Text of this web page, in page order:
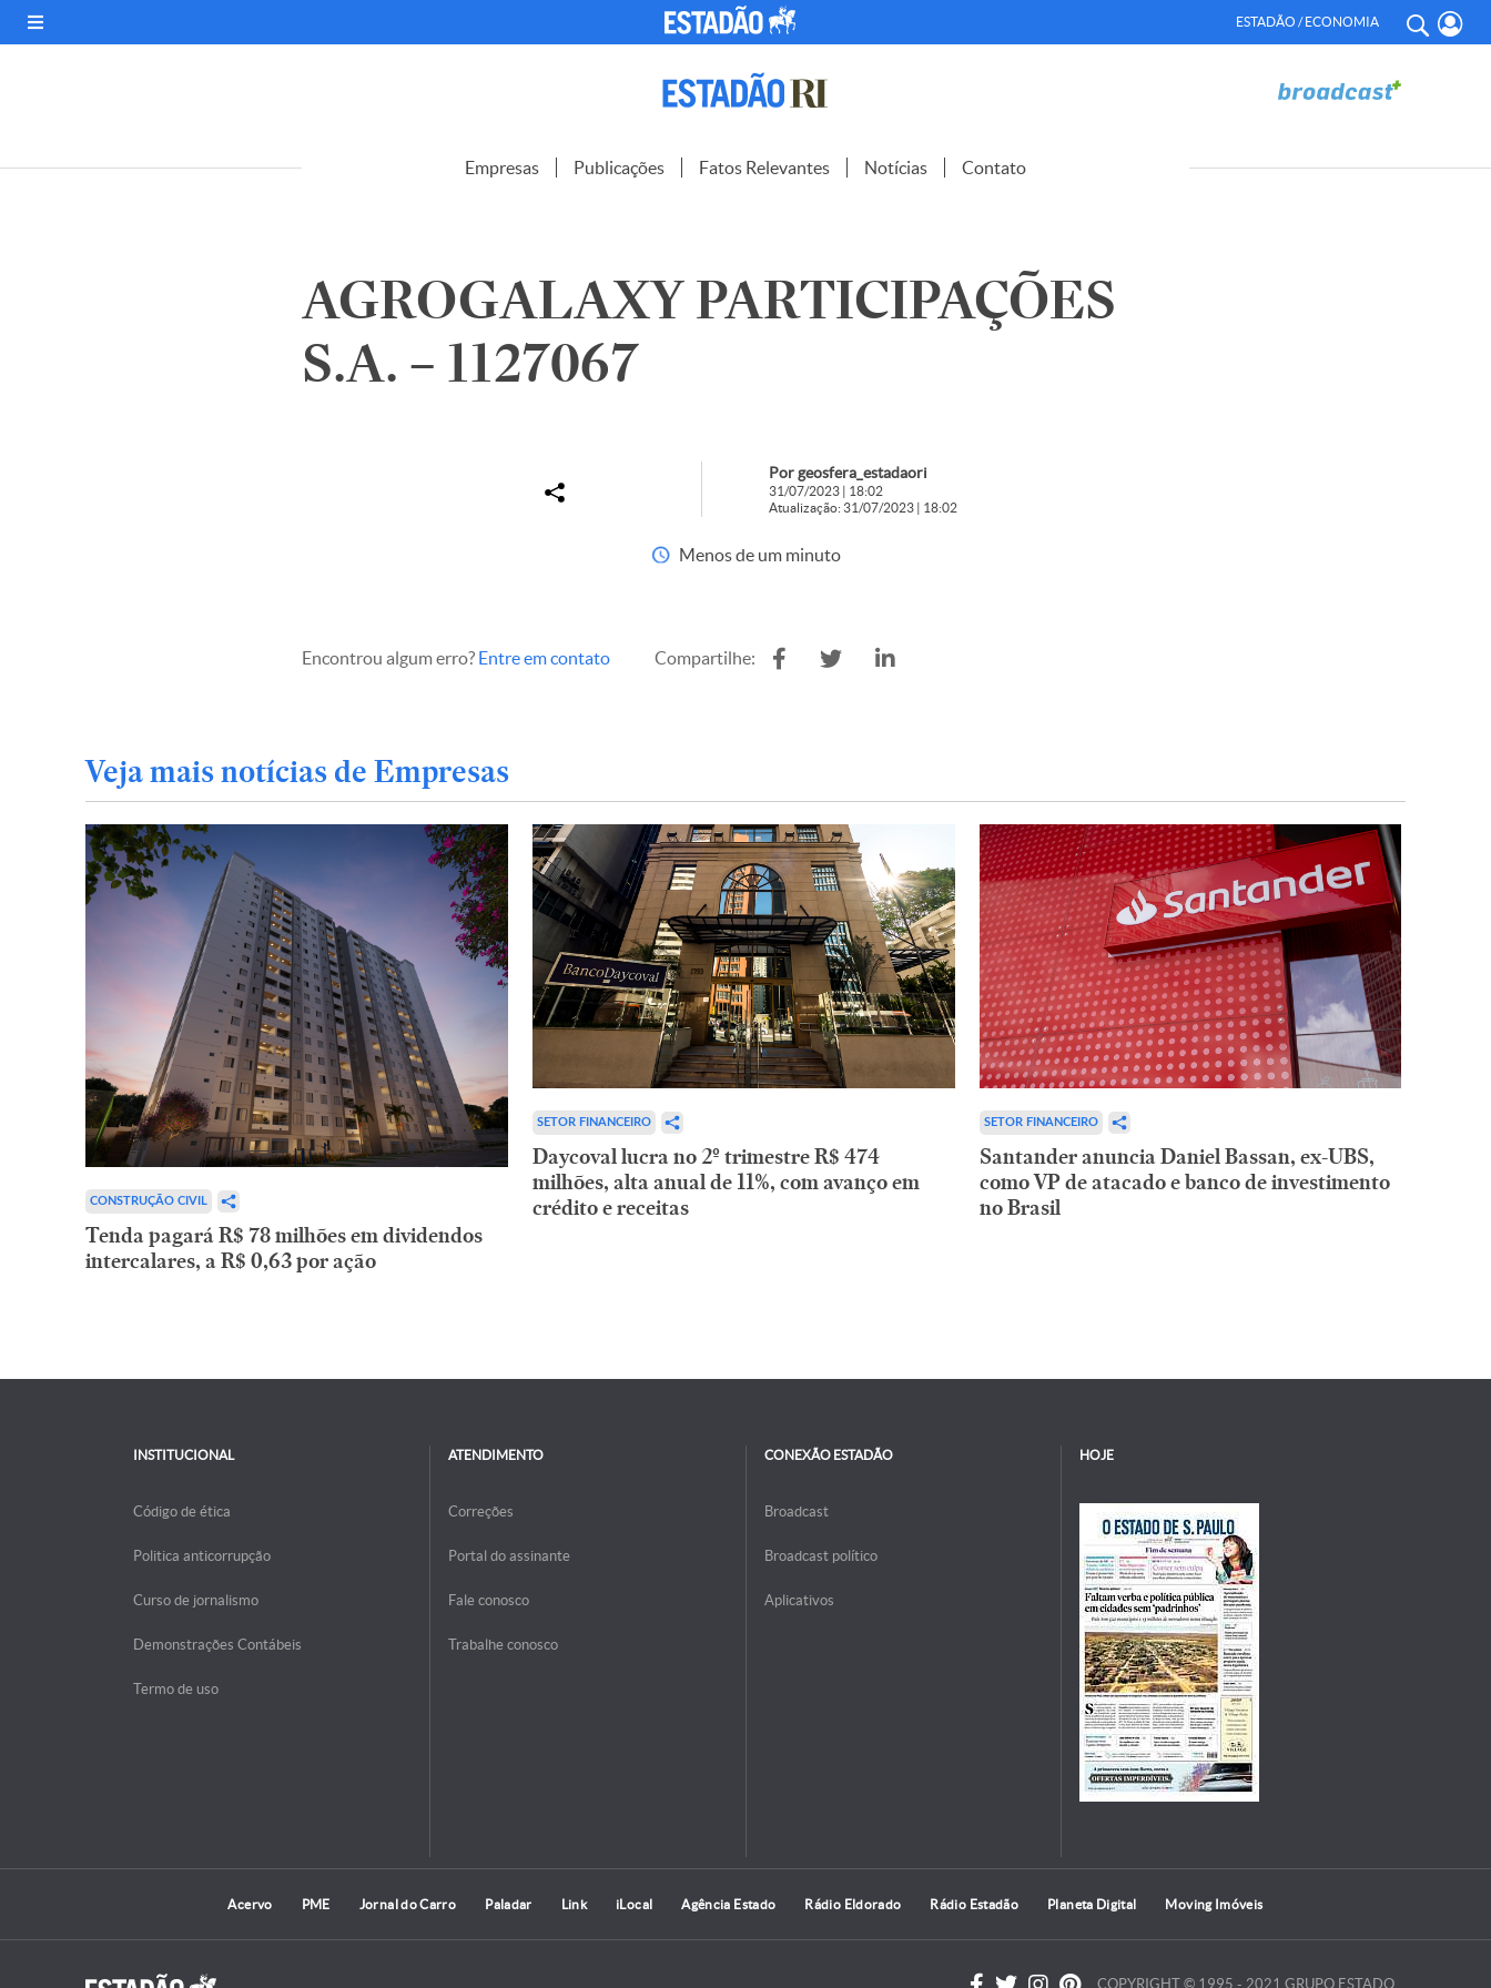
ESTADÃO / ECONOMIA
Empresas Publicações Fatos Relevantes Notícias Contato
AGROGALAXY PARTICIPAÇÕES
S.A. – 1127067
Por geosfera_estadaori
31/07/2023 | 18:02
Atualização: 31/07/2023 | 18:02
Menos de um minuto
Encontrou algum erro? Entre em contato Compartilhe:
Veja mais notícias de Empresas
CONSTRUÇÃO CIVIL
Tenda pagará R$ 78 milhões em dividendos
intercalares, a R$ 0,63 por ação
SETOR FINANCEIRO
Daycoval lucra no 2º trimestre R$ 474
milhões, alta anual de 11%, com avanço em
crédito e receitas
SETOR FINANCEIRO
Santander anuncia Daniel Bassan, ex-UBS,
como VP de atacado e banco de investimento
no Brasil
INSTITUCIONAL
Código de ética
Politica anticorrupção
Curso de jornalismo
Demonstrações Contábeis
Termo de uso
ATENDIMENTO
Correções
Portal do assinante
Fale conosco
Trabalhe conosco
CONEXÃO ESTADÃO
Broadcast
Broadcast político
Aplicativos
HOJE
Acervo PME Jornal do Carro Paladar Link iLocal Agência Estado Rádio Eldorado Rádio Estadão Planeta Digital Moving Imóveis
COPYRIGHT © 1995 - 2021 GRUPO ESTADO